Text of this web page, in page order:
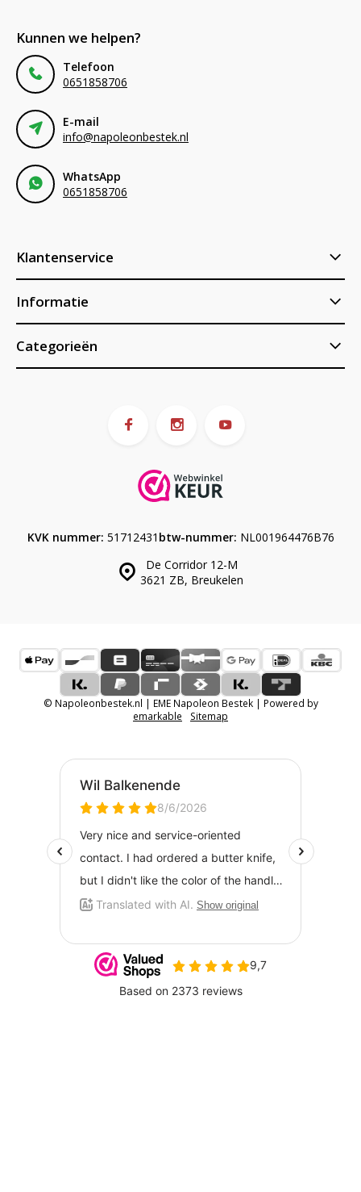
Kunnen we helpen?
Telefoon
0651858706
E-mail
info@napoleonbestek.nl
WhatsApp
0651858706
Klantenservice
Informatie
Categorieën
De Corridor 12-M
3621 ZB, Breukelen
KVK nummer: 51712431 btw-nummer: NL001964476B76
© Napoleonbestek.nl | EME Napoleon Bestek | Powered by
emarkable
Sitemap